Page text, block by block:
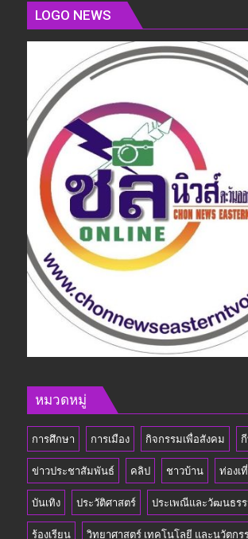
LOGO NEWS
หมวดหมู่
การศึกษา การเมือง กิจกรรมเพื่อสังคม
ข่าวประชาสัมพันธ์ คลิป ชาวบ้าน ท่องเ
บันเทิง ประวัติศาสตร์ ประเพณีและวัฒนธร
ร้องเรียน วิทยาศาสตร์ เทคโนโลยี และนวัตกร